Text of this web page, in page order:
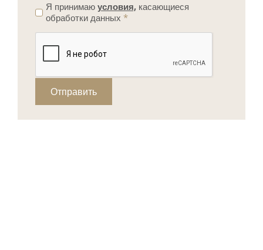
Я принимаю условия, касающиеся
обработки данных *
Отправить